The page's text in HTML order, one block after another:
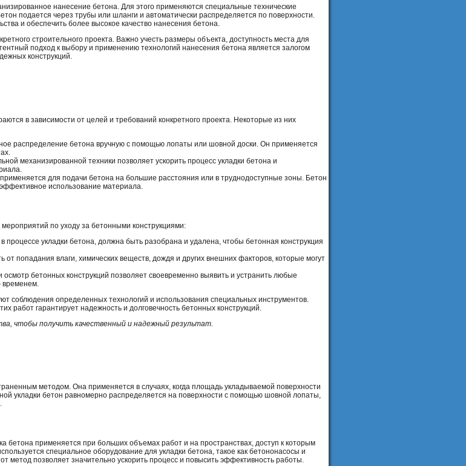
нанесение бетона. Для этого применяются специальные технические
подается через трубы или шланги и автоматически распределяется по поверхности.
и обеспечить более высокое качество нанесения бетона.
строительного проекта. Важно учесть размеры объекта, доступность места для
подход к выбору и применению технологий нанесения бетона является залогом
конструкций.
в зависимости от целей и требований конкретного проекта. Некоторые из них
распределение бетона вручную с помощью лопаты или шовной доски. Он применяется
механизированной техники позволяет ускорить процесс укладки бетона и
для подачи бетона на большие расстояния или в труднодоступные зоны. Бетон
использование материала.
по уходу за бетонными конструкциями:
процессе укладки бетона, должна быть разобрана и удалена, чтобы бетонная конструкция
от попадания влаги, химических веществ, дождя и других внешних факторов, которые могут
осмотр бетонных конструкций позволяет своевременно выявить и устранить любые
временем.
соблюдения определенных технологий и использования специальных инструментов.
работ гарантирует надежность и долговечность бетонных конструкций.
чтобы получить качественный и надежный результат.
методом. Она применяется в случаях, когда площадь укладываемой поверхности
укладки бетон равномерно распределяется на поверхности с помощью шовной лопаты,
бетона применяется при больших объемах работ и на пространствах, доступ к которым
специальное оборудование для укладки бетона, такое как бетононасосы и
метод позволяет значительно ускорить процесс и повысить эффективность работы.